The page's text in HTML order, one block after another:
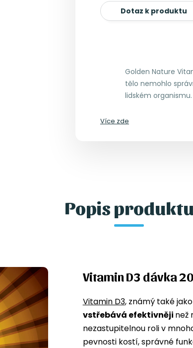
Dotaz k produktu
Golden Nature
tělo nemohlo
lidském organismu.
Více zde
Popis produktu
Vitamin D3 dávka
Vitamin D3, známý také jako
vstřebává efektivněji než
nezastupitelnou roli v
pevnosti kostí, správné